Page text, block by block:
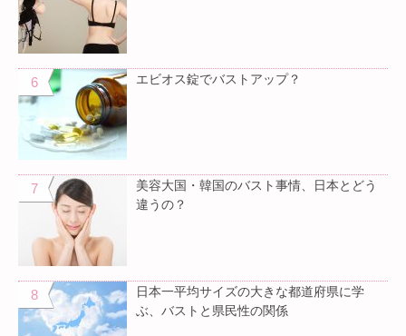
エビオス錠でバストアップ？
美容大国・韓国のバスト事情、日本とどう
違うの？
日本一平均サイズの大きな都道府県に学
ぶ、バストと県民性の関係